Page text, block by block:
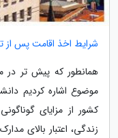
شرایط اخذ اقامت پس از
همانطور که پیش تر در
موضوع اشاره کردیم
کشور از مزایای
زندگی، اعتبار بالای